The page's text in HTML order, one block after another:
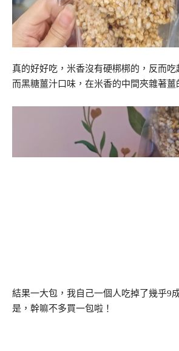
真的好好吃，米香沒有硬梆梆的，反而吃
而黑糖薑汁口味，在米香的中間夾雜著薑
結果一大包，我自己一個人吃掉了幾乎9
是，幹嘛不多買一包啦！